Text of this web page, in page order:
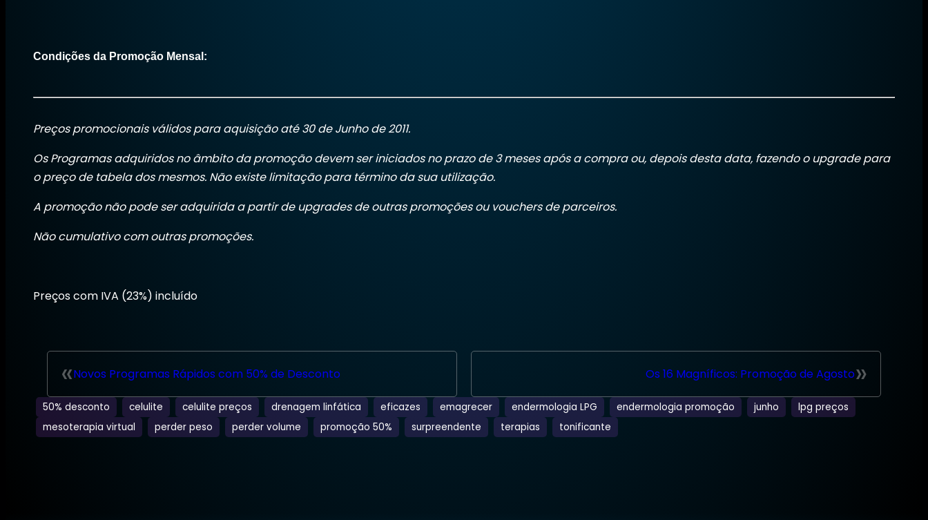
Condições da Promoção Mensal:
Preços promocionais válidos para aquisição até 30 de Junho de 2011.
Os Programas adquiridos no âmbito da promoção devem ser iniciados no prazo de 3 meses após a compra ou, depois desta data, fazendo o upgrade para
o preço de tabela dos mesmos. Não existe limitação para término da sua utilização.
A promoção não pode ser adquirida a partir de upgrades de outras promoções ou vouchers de parceiros.
Não cumulativo com outras promoções.
Preços com IVA (23%) incluído
«Novos Programas Rápidos com 50% de Desconto »
Os 16 Magníficos: Promoção de Agosto
50% desconto celulite celulite preços drenagem linfática eficazes emagrecer endermologia LPG endermologia promoção junho
lpg preços
mesoterapia virtual
perder peso perder volume promoção 50% surpreendente terapias tonificante